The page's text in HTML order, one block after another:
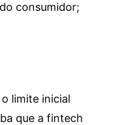
consumidor;
limite inicial
que a fintech